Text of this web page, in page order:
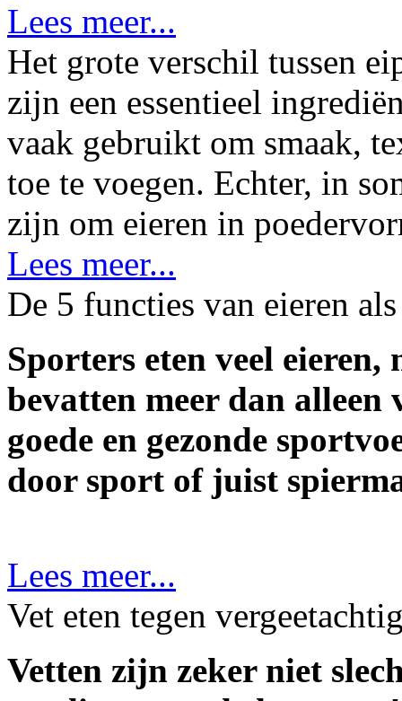
Lees meer...
Het grote verschil tussen
zijn een essentieel
vaak gebruikt om smaak,
toe te voegen. Echter, in
zijn om eieren in
Lees meer...
De 5 functies van eieren
Sporters eten veel
bevatten meer dan alleen
goede en gezonde
door sport of juist
Lees meer...
Vet eten tegen
Vetten zijn zeker niet